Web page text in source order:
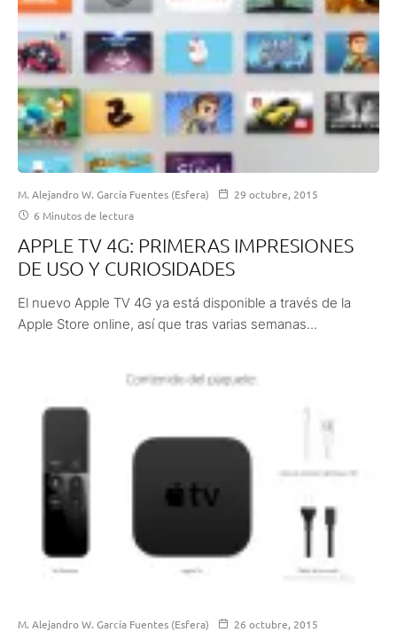
M. Alejandro W. García Fuentes (Esfera)
29 octubre, 2015
6 Minutos de lectura
APPLE TV 4G: PRIMERAS IMPRESIONES
DE USO Y CURIOSIDADES
El nuevo Apple TV 4G ya está disponible a través de la
Apple Store online, así que tras varias semanas...
M. Alejandro W. García Fuentes (Esfera)
26 octubre, 2015